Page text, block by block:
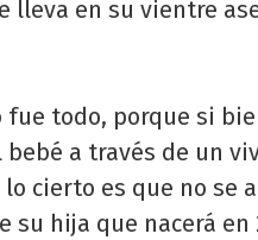
lleva en su vientre
fue todo, porque si
bebé a través de un
lo cierto es que no
su hija que nacerá en